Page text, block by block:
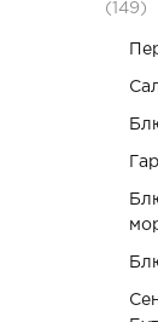
(149)